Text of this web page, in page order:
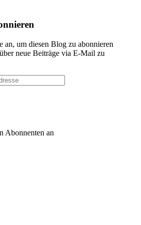
an, um diesen Blog zu abonnieren
neue Beiträge via E-Mail zu
Abonnenten an